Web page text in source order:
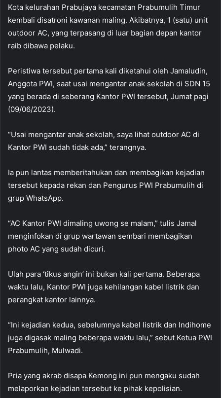
Kota kelurahan Prabujaya kecamatan Prabumulih Timur
kembali disatroni kawanan maling. Akibatnya, 1 (satu) unit
outdoor AC, yang terpasang di luar bagian depan kantor
raib dibawa pelaku.
Peristiwa tersebut pertama kali diketahui oleh Jamaludin,
Anggota PWI, saat usai mengantar anak sekolah di SDN 15
yang berada di seberang Kantor PWI tersebut, Jumat pagi
(09/06/2023).
“Usai mengantar anak sekolah, saya lihat outdoor AC di
Kantor PWI sudah tidak ada,” terangnya.
Ia pun lantas memberitahukan dan membagikan kejadian
tersebut kepada rekan dan Pengurus PWI Prabumulih di
grup WhatsApp.
“AC Kantor PWI dimaling uwong se malam,” tulis Jamal
menginfokan di grup wartawan sembari membagikan
photo AC yang sudah dicuri.
Ulah para ‘tikus angin’ ini bukan kali pertama. Beberapa
waktu lalu, Kantor PWI juga kehilangan kabel listrik dan
perangkat kantor lainnya.
“Ini kejadian kedua, sebelumnya kabel listrik dan Indihome
juga digasak maling beberapa waktu lalu,” sebut Ketua PWI
Prabumulih, Mulwadi.
Pria yang akrab disapa Kemong ini pun mengaku sudah
melaporkan kejadian tersebut ke pihak kepolisian.